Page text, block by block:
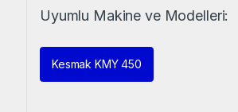
Uyumlu Makine ve Modelleri:
Kesmak KMY 450